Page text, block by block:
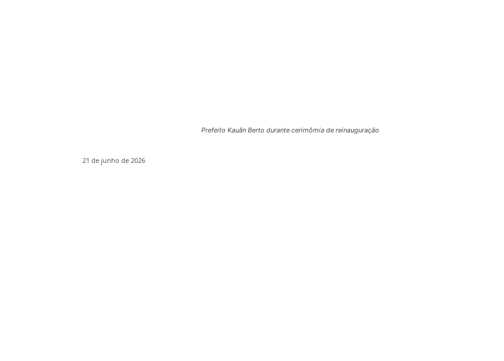
Prefeito Kauãn Berto durante cerimômia de reinauguração
21 de junho de 2026